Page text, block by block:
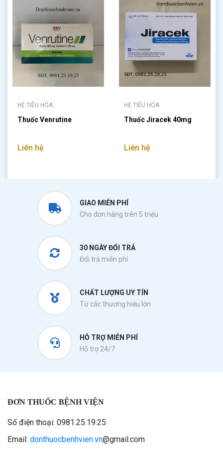
HỆ TIÊU HÓA
Thuốc Venrutine
Liên hệ
HỆ TIÊU HÓA
Thuốc Jiracek 40mg
Liên hệ
GIAO MIỄN PHÍ
Cho đơn hàng trên 5 triệu
30 NGÀY ĐỔI TRẢ
Đổi trả miễn phí
CHẤT LƯỢNG UY TÍN
Từ các thương hiệu lớn
HỖ TRỢ MIỄN PHÍ
Hỗ trợ 24/7
ĐƠN THUỐC BỆNH VIỆN
Số điện thoại: 0981.25.19.25
Email: donthuocbenhvien.vn@gmail.com